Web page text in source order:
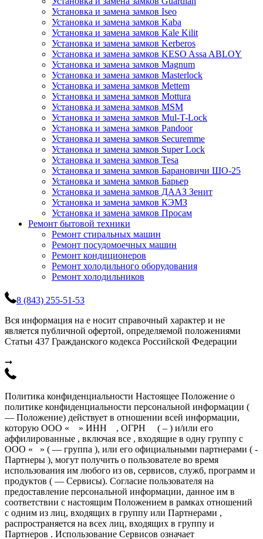
Установка и замена замков Iseo
Установка и замена замков Kaba
Установка и замена замков Kale Kilit
Установка и замена замков Kerberos
Установка и замена замков KESO Assa ABLOY
Установка и замена замков Magnum
Установка и замена замков Masterlock
Установка и замена замков Mettem
Установка и замена замков Mottura
Установка и замена замков MSM
Установка и замена замков Mul-T-Lock
Установка и замена замков Pandoor
Установка и замена замков Securemme
Установка и замена замков Super Lock
Установка и замена замков Tesa
Установка и замена замков Барановичи ШО-25
Установка и замена замков Барьер
Установка и замена замков ДААЗ Зенит
Установка и замена замков КЭМЗ
Установка и замена замков Просам
Ремонт бытовой техники
Ремонт стиральных машин
Ремонт посудомоечных машин
Ремонт кондиционеров
Ремонт холодильного оборудования
Ремонт холодильников
8 (843) 255-51-53
Вся информация на е носит справочный характер и не
является публичной офертой, определяемой положениями
Статьи 437 Гражданского кодекса Российской Федерации
➞
Политика конфиденциальности Настоящее Положение о
политике конфиденциальности персональной информации (
— Положение) действует в отношении всей информации,
которую ООО « » ИНН , ОГРН ( – ) и/или его
аффилированные , включая все , входящие в одну группу с
ООО « » ( — группа ), или его официальными партнерами ( -
Партнеры ), могут получить о пользователе во время
использования им любого из ов, сервисов, служб, программ и
продуктов ( — Сервисы). Согласие пользователя на
предоставление персональной информации, данное им в
соответствии с настоящим Положением в рамках отношений
с одним из лиц, входящих в группу или Партнерами ,
распространяется на всех лиц, входящих в группу и
Партнеров . Использование Сервисов означает